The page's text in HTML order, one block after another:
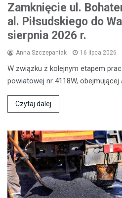
Zamknięcie ul.
al. Piłsudskiego do
sierpnia 2026 r.
Anna Szczepaniak 16 lipca 2026
W związku z kolejnym etapem
powiatowej nr 4118W, obejmującej
Czytaj dalej